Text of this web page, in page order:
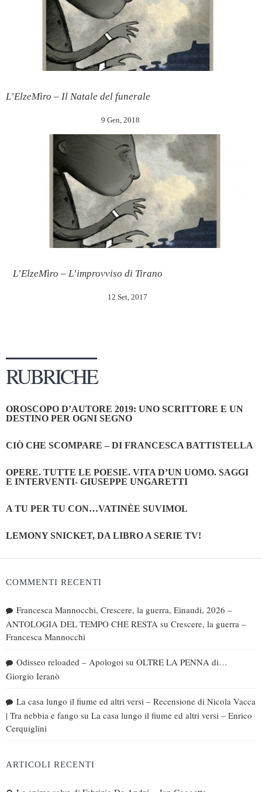
L’ElzeMìro – Il Natale del funerale
9 Gen, 2018
L’ElzeMìro – L’improvviso di Tirano
12 Set, 2017
RUBRICHE
OROSCOPO D’AUTORE 2019: UNO SCRITTORE E UN
DESTINO PER OGNI SEGNO
CIÒ CHE SCOMPARE – DI FRANCESCA BATTISTELLA
OPERE. TUTTE LE POESIE. VITA D’UN UOMO. SAGGI
E INTERVENTI- GIUSEPPE UNGARETTI
A TU PER TU CON…VATINÈE SUVIMOL
LEMONY SNICKET, DA LIBRO A SERIE TV!
COMMENTI RECENTI
Francesca Mannocchi, Crescere, la guerra, Einaudi, 2026 –
ANTOLOGIA DEL TEMPO CHE RESTA su Crescere, la guerra –
Francesca Mannocchi
Odisseo reloaded – Apologoi su OLTRE LA PENNA di…
Giorgio Ieranò
La casa lungo il fiume ed altri versi – Recensione di Nicola Vacca
| Tra nebbia e fango su La casa lungo il fiume ed altri versi – Enrico
Cerquiglini
ARTICOLI RECENTI